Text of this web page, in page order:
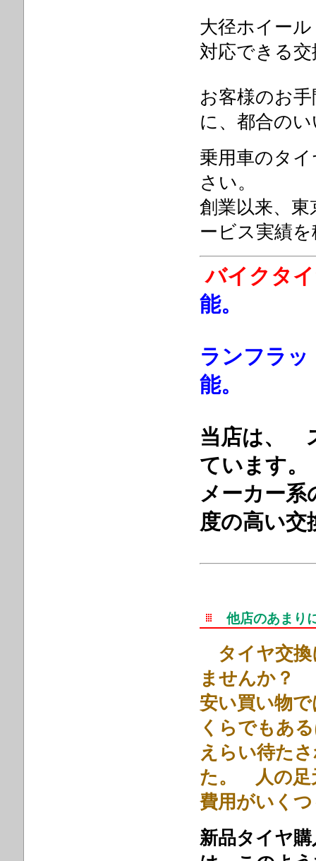
大径ホイー
対応できる交
お客様のお
に、都合の
乗用車のタ
さい。
創業以来、
ービス実績
バイクタ
能。
ランフラ
能。
当店は、
ています。
メーカー
度の高い
他店のあまり
タイヤ交
ませんか？
安い買い物
くらでもあ
えらい待た
た。 人の足
費用がいく
新品タイヤ